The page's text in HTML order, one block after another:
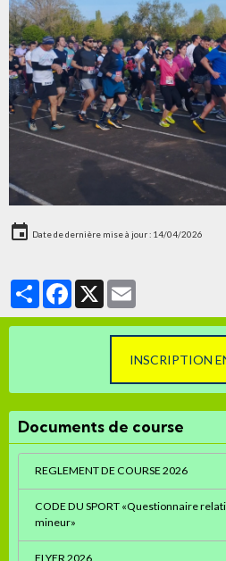
Date de dernière mise à jour : 14/04/2026
PartagerFacebook
X
INSCRIPTION
Documents de course
REGLEMENT DE COURSE 2026
CODE DU SPORT «Questionnaire
mineur»
FLYER 2026